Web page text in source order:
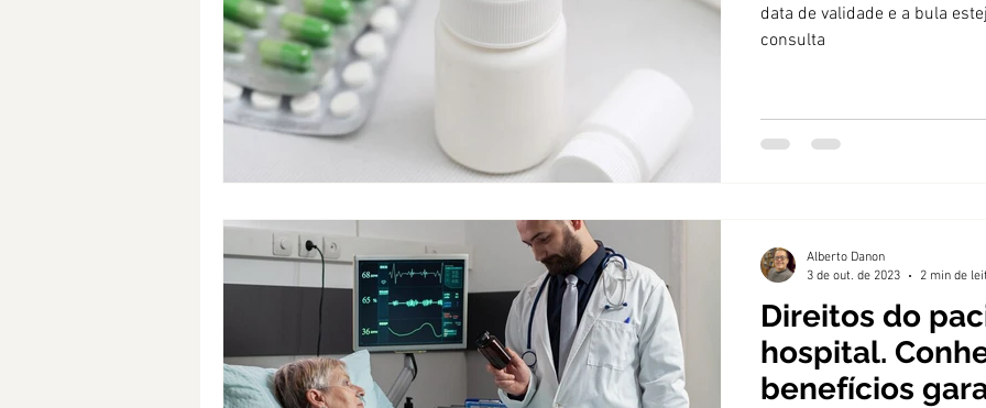
data de validade e a bula
consulta
Direitos do
hospital.
benefícios
Alberto Danon
3 de out. de 2023
2 min de